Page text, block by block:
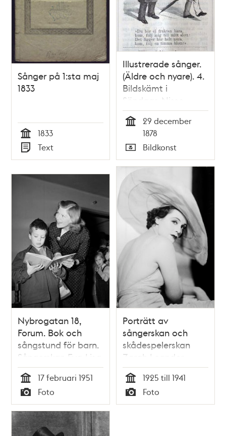
Sånger på 1:sta maj
1833
Tid
1833
Typ
Text
Illustrerade sånger.
(Äldre och nyare). 4.
Bildskämt i
Söndags-Nisse –
Illustreradt
Veckoblad för
Skämt, Humor och
Satir, nr 52, den 29
december 1878
29 december
1878
Typ
Bildkonst
Nybrogatan 18,
Forum. Bok och
sångstund för barn.
Sångerskan Eva-Lisa
Lennartsson läste
och sjöng för
barnen. På bilden
visar hon
bilderböcker för en
pojke
Tid
17 februari 1951
Typ
Foto
Porträtt av
sångerskan och
skådespelerskan
Zarah Leander
Tid
1925 till 1941
Typ
Foto